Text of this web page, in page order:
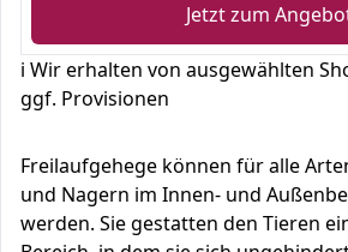
Jetzt zum
ℹ️ Wir erhalten von ausgewählten
ggf. Provisionen
Freilaufgehege können für alle
und Nagern im Innen- und
werden. Sie gestatten den Tieren